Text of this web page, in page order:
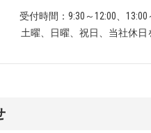
受付時間：9:30～12:00、13:00
土曜、日曜、祝日、当社休日